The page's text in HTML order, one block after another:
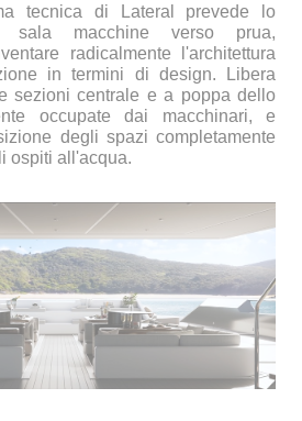
tecnica di Lateral prevede lo
sala macchine verso prua,
radicalmente l'architettura
in termini di design. Libera
sezioni centrale e a poppa dello
occupate dai macchinari, e
degli spazi completamente
ospiti all'acqua.